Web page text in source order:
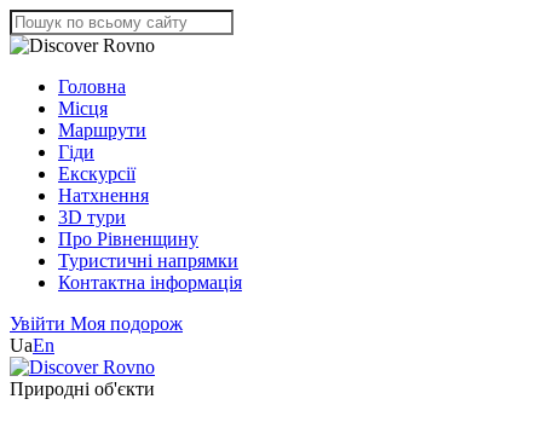
Головна
Місця
Маршрути
Гіди
Екскурсії
Натхнення
3D тури
Про Рівненщину
Туристичні напрямки
Контактна інформація
Увійти Моя подорож
UaEn
Природні об'єкти